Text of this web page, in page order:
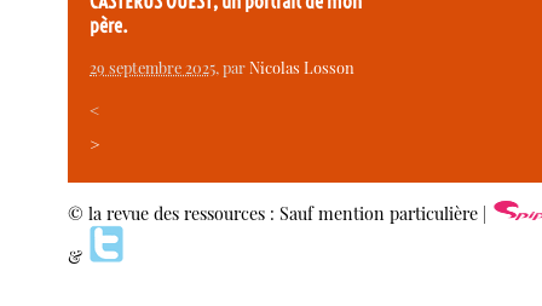
père.
29 septembre 2025, parNicolas Losson
<
>
© la revue des ressources : Sauf mention particulière |
&